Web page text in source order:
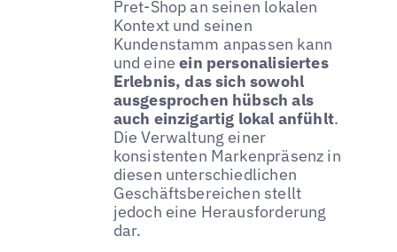
Pret-Shop an seinen lokalen
Kontext und seinen
Kundenstamm anpassen kann
und eineein personalisiertes
Erlebnis, das sich sowohl
ausgesprochen hübsch als
auch einzigartig lokal anfühlt.
Die Verwaltung einer
konsistenten Markenpräsenz in
diesen unterschiedlichen
Geschäftsbereichen stellt
jedoch eine Herausforderung
dar.